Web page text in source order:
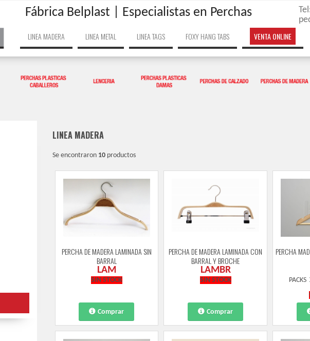
LINEA MADERA LINEA METAL LINEA TAGS FOXY HANG TABS VENTA ONLINE
Fábrica Belplast | Especialistas en Perchas
LINEA MADERA
Se encontraron 10 productos
PERCHA DE MADERA LAMINADA SIN
BARRAL
LAM
SIN STOCK
Comprar
PERCHA DE MADERA LAMINADA CON
BARRAL Y BROCHE
LAMBR
SIN STOCK
Comprar
PERCHA